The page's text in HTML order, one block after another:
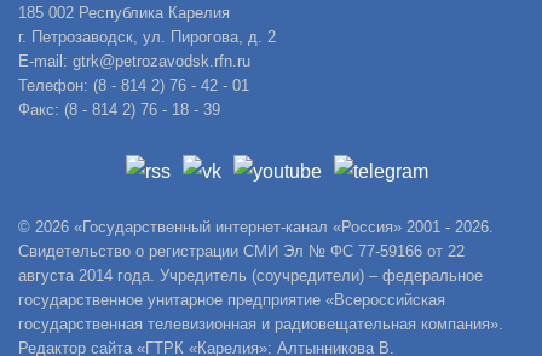
185 002 Республика Карелия
г. Петрозаводск, ул. Пирогова, д. 2
E-mail: gtrk@petrozavodsk.rfn.ru
Телефон: (8 - 814 2) 76 - 42 - 01
Факс: (8 - 814 2) 76 - 18 - 39
© 2026 «Государственный интернет-канал «Россия» 2001 - 2026.
Свидетельство о регистрации СМИ Эл № ФС 77-59166 от 22
августа 2014 года. Учредитель (соучредители) – федеральное
государственное унитарное предприятие «Всероссийская
государственная телевизионная и радиовещательная компания».
Редактор сайта «ГТРК «Карелия»: Алтынникова В.